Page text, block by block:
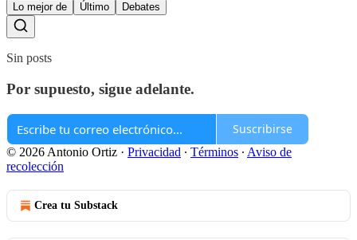
Lo mejor de Último Debates
Sin posts
Por supuesto, sigue adelante.
Suscribirse
© 2026 Antonio Ortiz · Privacidad ∙ Términos ∙ Aviso de
recolección
Crea tu Substack